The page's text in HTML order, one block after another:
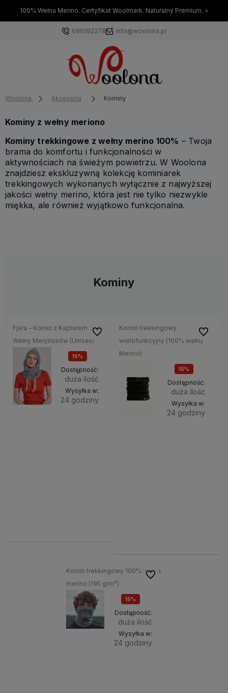
100% Wełna Merino. Certyfikat Woolmark. Naturalny Premium. ⭐
696192278 info@woolona.pl
Woolona Akcesoria Kominy
Kominy z wełny meriono
Kominy trekkingowe z wełny merino 100% – Twoja
brama do komfortu i funkcjonalności w
aktywnościach na świeżym powietrzu. W Woolona
znajdziesz ekskluzywną kolekcję kominiarek
trekkingowych wykonanych wyłącznie z najwyższej
jakości wełny merino, która jest nie tylko niezwykle
miękka, ale również wyjątkowo funkcjonalna.
Kominy
Fjara – Komin z Kapturem z
Wełny Merynosów (Unisex)
15%
OKAZJA
Dostępność:
duża ilość
Wysyłka w:
24 godziny
Do ulubionychKomin trekkingowy
wielofunkcyjny (100% wełny
Merino)
15%
OKAZJA
Dostępność:
duża ilość
Wysyłka w:
24 godziny
Do
Komin trekkingowy 100% wełna
merino (195 g/m²)
15%
OKAZJA
Dostępność:
duża ilość
Wysyłka w:
24 godziny
Do ulubionych